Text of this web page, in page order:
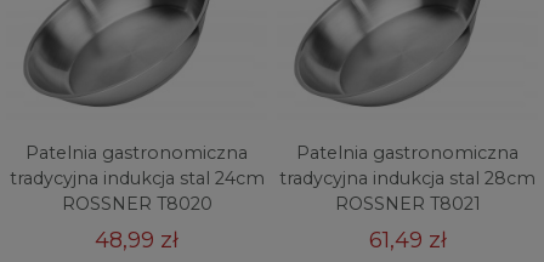
Patelnia gastronomiczna
tradycyjna indukcja stal 24cm
ROSSNER T8020
48,99 zł
Patelnia gastronomiczna
tradycyjna indukcja stal 28cm
ROSSNER T8021
61,49 zł